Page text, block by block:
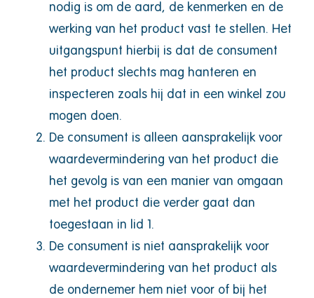
nodig is om de aard, de kenmerken en de
werking van het product vast te stellen. Het
uitgangspunt hierbij is dat de consument
het product slechts mag hanteren en
inspecteren zoals hij dat in een winkel zou
mogen doen.
De consument is alleen aansprakelijk voor
waardevermindering van het product die
het gevolg is van een manier van omgaan
met het product die verder gaat dan
toegestaan in lid 1.
De consument is niet aansprakelijk voor
waardevermindering van het product als
de ondernemer hem niet voor of bij het